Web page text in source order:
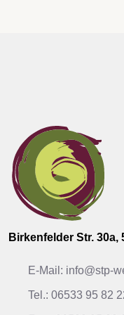
Birkenfelder Str. 30a,
E-Mail: info@stp-
Tel.: 06533 95 82